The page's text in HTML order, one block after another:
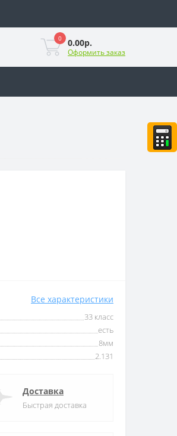
0 0.00р.
Оформить заказ
Все характеристики
33 класс
есть
8мм
2.131
Доставка
Быстрая доставка